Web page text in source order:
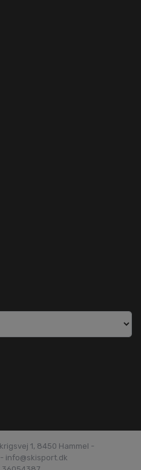
1, 8450 Hammel -
info@skisport.dk